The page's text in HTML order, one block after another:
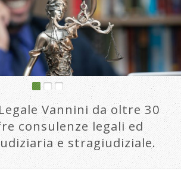
Vannini da oltre 30
consulenze legali ed
e stragiudiziale.